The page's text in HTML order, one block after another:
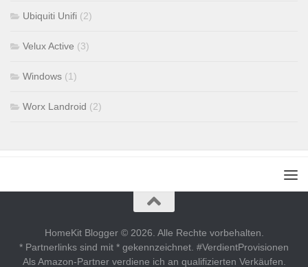
Ubiquiti Unifi (2)
Velux Active (3)
Windows (1)
Worx Landroid (2)
HomeKit Blogger © 2026. Alle Rechte vorbehalten.
* Partnerlinks sind mit * gekennzeichnet. #VerdientProvisionen
Als Amazon-Partner verdiene ich an qualifizierten Verkäufen.